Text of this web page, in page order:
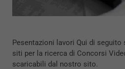
Pesentazioni lavori Qui di
siti per la ricerca di Concorsi
scaricabili dal nostro sito.